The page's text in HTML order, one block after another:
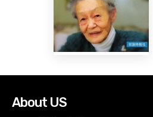
About US